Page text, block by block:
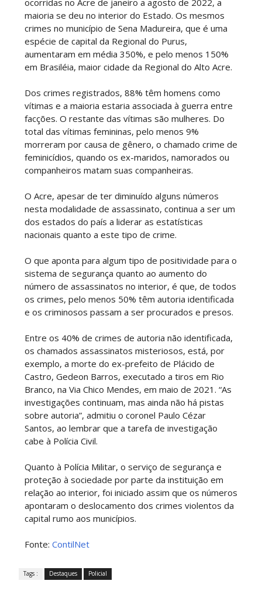
maioria se deu no interior do Estado. Os mesmos
crimes no município de Sena Madureira, que é uma
espécie de capital da Regional do Purus,
aumentaram em média 350%, e pelo menos 150%
em Brasiléia, maior cidade da Regional do Alto Acre.
Dos crimes registrados, 88% têm homens como
vítimas e a maioria estaria associada à guerra entre
facções. O restante das vítimas são mulheres. Do
total das vítimas femininas, pelo menos 9%
morreram por causa de gênero, o chamado crime de
feminicídios, quando os ex-maridos, namorados ou
companheiros matam suas companheiras.
O Acre, apesar de ter diminuído alguns números
nesta modalidade de assassinato, continua a ser um
dos estados do país a liderar as estatísticas
nacionais quanto a este tipo de crime.
O que aponta para algum tipo de positividade para o
sistema de segurança quanto ao aumento do
número de assassinatos no interior, é que, de todos
os crimes, pelo menos 50% têm autoria identificada
e os criminosos passam a ser procurados e presos.
Entre os 40% de crimes de autoria não identificada,
os chamados assassinatos misteriosos, está, por
exemplo, a morte do ex-prefeito de Plácido de
Castro, Gedeon Barros, executado a tiros em Rio
Branco, na Via Chico Mendes, em maio de 2021. “As
investigações continuam, mas ainda não há pistas
sobre autoria”, admitiu o coronel Paulo Cézar
Santos, ao lembrar que a tarefa de investigação
cabe à Polícia Civil.
Quanto à Polícia Militar, o serviço de segurança e
proteção à sociedade por parte da instituição em
relação ao interior, foi iniciado assim que os números
apontaram o deslocamento dos crimes violentos da
capital rumo aos municípios.
Fonte: ContilNet
Tags : Destaques Policial